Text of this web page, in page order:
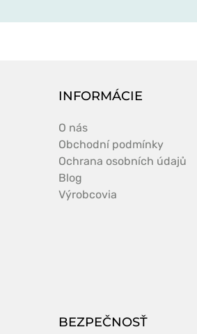
INFORMÁCIE
O nás
Obchodní podmínky
Ochrana osobních údajů
Blog
Výrobcovia
BEZPEČNOSŤ